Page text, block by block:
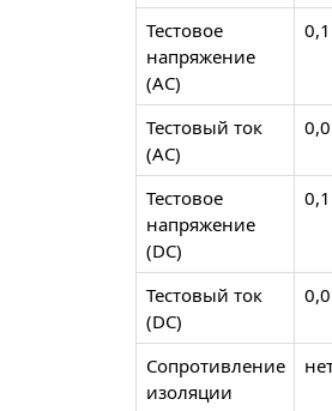
Тестовое
напряжение
(AC)
Тестовый ток
(AC)
Тестовое
напряжение
(DC)
Тестовый ток
(DC)
Сопротивление
изоляции